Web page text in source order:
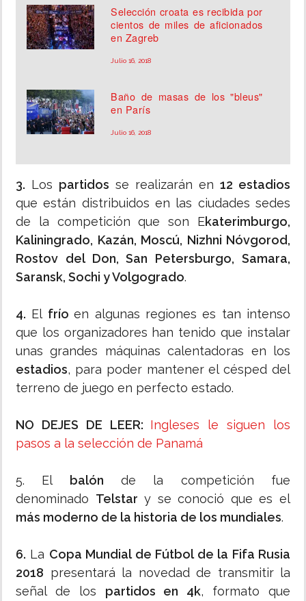
Selección croata es recibida por
cientos de miles de aficionados
en Zagreb
Julio 16, 2018
Baño de masas de los "bleus"
en París
Julio 16, 2018
3. Los partidos se realizarán en 12 estadios
que están distribuidos en las ciudades sedes
de la competición que son Ekaterimburgo,
Kaliningrado, Kazán, Moscú, Nizhni Nóvgorod,
Rostov del Don, San Petersburgo, Samara,
Saransk, Sochi y Volgogrado.
4. El fríoen algunas regiones es tan intenso
que los organizadores han tenido que instalar
unas grandes máquinas calentadoras en los
estadios, para poder mantener el césped del
terreno de juego en perfecto estado.
NO DEJES DE LEER: Ingleses le siguen los
pasos a la selección de Panamá
5. El balón de la competición fue
denominado Telstar y se conoció que es el
más moderno de la historia de los mundiales.
6. La Copa Mundial de Fútbol de la Fifa Rusia
2018 presentará la novedad de transmitir la
señal de los partidos en 4k, formato que